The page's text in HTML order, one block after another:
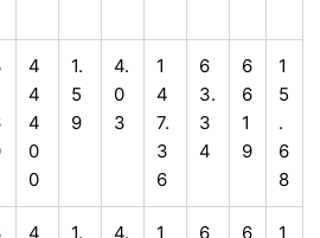
4
4
4
0
0
1.
5
9
4.
0
3
1
4
7.
3
6
6
3.
3
4
6
6
1
9
1
5
.
6
8
4
1.
4.
1
6
6
1